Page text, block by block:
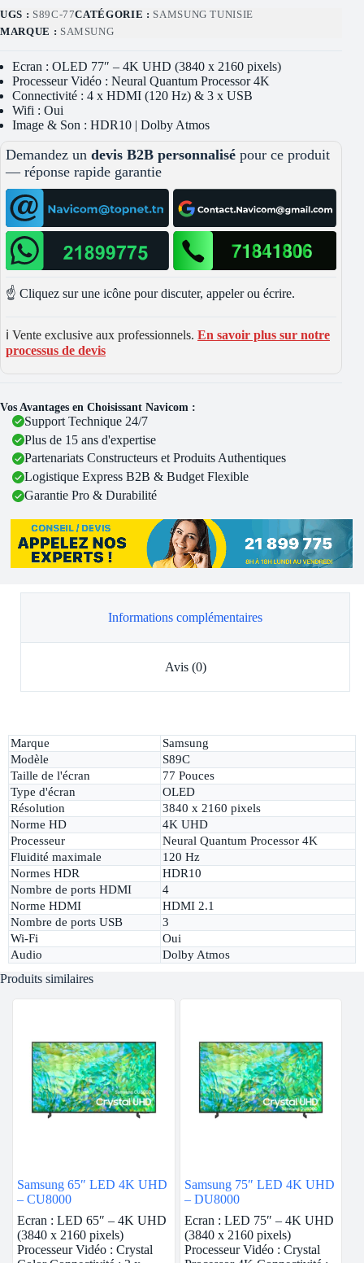
UGS : S89C-77CATÉGORIE : SAMSUNG TUNISIE
MARQUE : SAMSUNG
Ecran : OLED 77″ – 4K UHD (3840 x 2160 pixels)
Processeur Vidéo : Neural Quantum Processor 4K
Connectivité : 4 x HDMI (120 Hz) & 3 x USB
Wifi : Oui
Image & Son : HDR10 | Dolby Atmos
Demandez un devis B2B personnalisé pour ce produit
— réponse rapide garantie
☝️ Cliquez sur une icône pour discuter, appeler ou écrire.
ℹ️ Vente exclusive aux professionnels. En savoir plus sur notre
processus de devis
Vos Avantages en Choisissant Navicom :
Support Technique 24/7
Plus de 15 ans d'expertise
Partenariats Constructeurs et Produits Authentiques
Logistique Express B2B & Budget Flexible
Garantie Pro & Durabilité
Informations complémentaires
Avis (0)
Marque
Samsung
Modèle
S89C
Taille de l'écran
77 Pouces
Type d'écran
OLED
Résolution
3840 x 2160 pixels
Norme HD
4K UHD
Processeur
Neural Quantum Processor 4K
Fluidité maximale
120 Hz
Normes HDR
HDR10
Nombre de ports HDMI
4
Norme HDMI
HDMI 2.1
Nombre de ports USB
3
Wi-Fi
Oui
Audio
Dolby Atmos
Produits similaires
Samsung 65″ LED 4K UHD
– CU8000
Ecran : LED 65″ – 4K UHD
(3840 x 2160 pixels)
Processeur Vidéo : Crystal
Samsung 75″ LED 4K UHD
– DU8000
Ecran : LED 75″ – 4K UHD
(3840 x 2160 pixels)
Processeur Vidéo : Crystal